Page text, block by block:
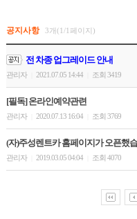
공지사항 3개(1/1페이지)
전 차종 업그레이드 안내
관리자 2021.07.05 14:44 조회 3419
[필독] 온라인예약관련
관리자 2020.07.13 16:04 조회 3769
(자)주성렌트카 홈페이지가 오픈했
관리자 2019.03.05 04:04 조회 4070